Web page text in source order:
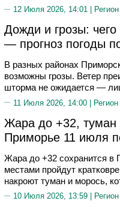
12 Июля 2026, 14:01 |
Дожди и грозы:
— прогноз погоды
В разных районах
возможны грозы. Ветер
шторма не ожидается —
11 Июля 2026, 14:00 |
Жара до +32, туман
Приморье 11 июля
Жара до +32 сохранится в
местами пройдут
накроют туман и морось,
10 Июля 2026, 13:59 |